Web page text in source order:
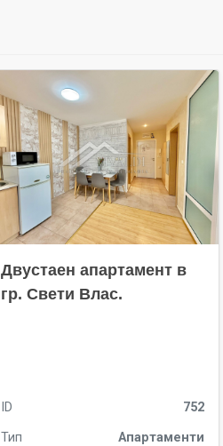
Двустаен апартамент в
гр. Свети Влас.
ID
752
Тип
Апартаменти